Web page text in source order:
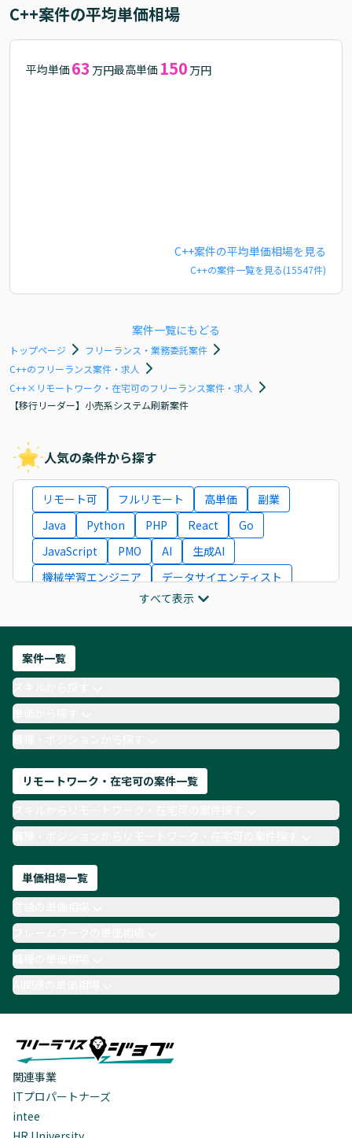
C++案件の平均単価相場
平均単価 63 万円最高単価 150 万円
C++案件の平均単価相場を見る
C++の案件一覧を見る(15547件)
案件一覧にもどる
トップページ
フリーランス・業務委託案件
C++のフリーランス案件・求人
C++×リモートワーク・在宅可のフリーランス案件・求人
【移行リーダー】小売系システム刷新案件
人気の条件から探す
リモート可 フルリモート 高単価
副業
Java
Python PHP React
Go
JavaScript
PMO AI
生成AI
機械学習エンジニア
データサイエンティスト
ITコンサルタント
フロントエンドエンジニア
ネットワークエンジニア
AIエンジニア
Webデザイナー
月収100万円 業務委託
COBOL
Ruby
TypeScript
Laravel AWS
すべて表示
案件一覧
単価から探す
職種・ポジションから探す
リモートワーク・在宅可の案件一覧
職種・ポジションからリモートワーク・在宅可の案件探す
単価相場一覧
職種の単価相場
AI関連の単価相場
関連事業
ITプロパートナーズ
intee